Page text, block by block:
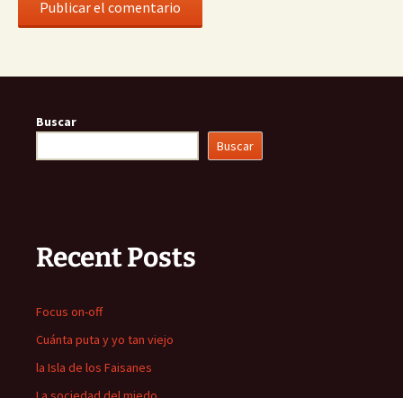
Buscar
Buscar
Recent Posts
Focus on-off
Cuánta puta y yo tan viejo
la Isla de los Faisanes